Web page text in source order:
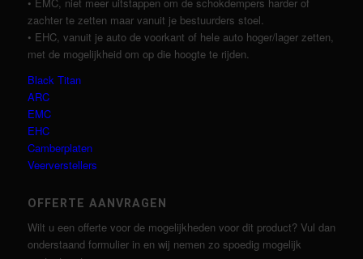
zachter te zetten maar vanuit je bestuurders stoel.
• EHC, vanuit je auto de voorkant of hele auto hoger/lager zetten,
met de mogelijkheid om op die hoogte te rijden.
Black Titan
ARC
EMC
EHC
Camberplaten
Veerverstellers
OFFERTE AANVRAGEN
Wilt u een offerte voor de mogelijkheden voor dit product? Vul dan
onderstaand formulier in en wij nemen zo spoedig mogelijk